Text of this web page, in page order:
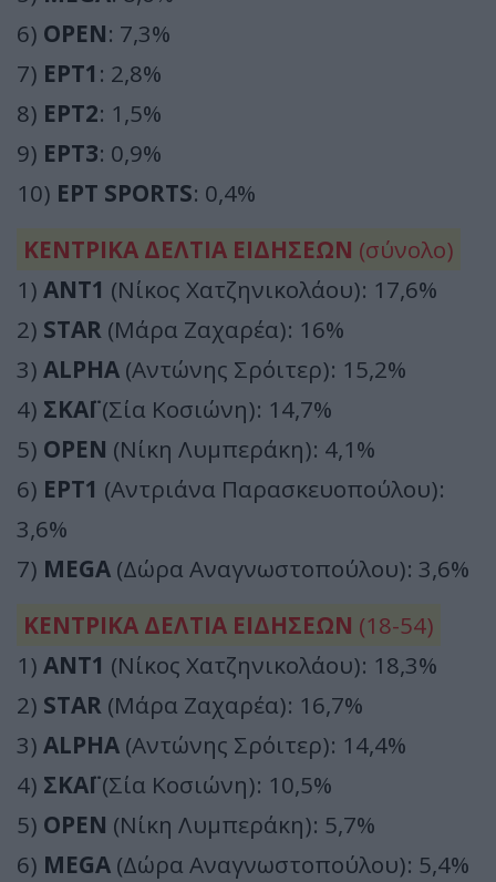
6) OPEN: 7,3%
7) ΕΡΤ1 : 2,8%
8) ΕΡΤ2: 1,5%
9) ΕΡΤ3: 0,9%
10) ΕΡΤ SPORTS: 0,4%
ΚΕΝΤΡΙΚΑ ΔΕΛΤΙΑ ΕΙΔΗΣΕΩΝ (σύνολο)
1) ΑΝΤ1 (Νίκος Χατζηνικολάου): 17,6%
2) STAR (Μάρα Ζαχαρέα): 16%
3) ALPHA (Αντώνης Σρόιτερ): 15,2%
4) ΣΚΑΪ(Σία Κοσιώνη): 14,7%
5) OPEN (Νίκη Λυμπεράκη): 4,1%
6) ΕΡΤ1 (Αντριάνα Παρασκευοπούλου):
3,6%
7) MEGA (Δώρα Αναγνωστοπούλου): 3,6%
ΚΕΝΤΡΙΚΑ ΔΕΛΤΙΑ ΕΙΔΗΣΕΩΝ (18-54)
1) ΑΝΤ1 (Νίκος Χατζηνικολάου): 18,3%
2) STAR (Μάρα Ζαχαρέα): 16,7%
3) ALPHA (Αντώνης Σρόιτερ): 14,4%
4) ΣΚΑΪ(Σία Κοσιώνη): 10,5%
5) OPEN (Νίκη Λυμπεράκη): 5,7%
6) MEGA (Δώρα Αναγνωστοπούλου): 5,4%